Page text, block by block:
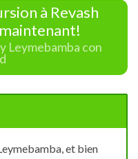
à Revash
Leymebamba con
et bien